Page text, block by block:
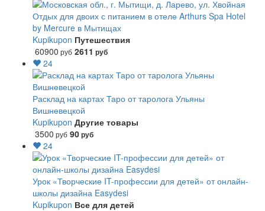
Отдых для двоих с питанием в отеле Arthurs Spa Hotel
by Mercure в Мытищах
Kupikupon Путешествия
60900 руб 2611 руб
24
Расклад на картах Таро от таролога Ульяны
Вишневецкой
Kupikupon Другие товары
3500 руб 90руб
24
Урок «Творческие IT-профессии для детей» от онлайн-
школы дизайна Easydesi
Kupikupon Все для детей